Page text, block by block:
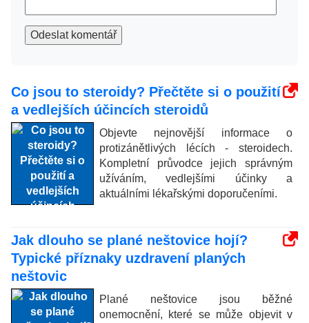
Odeslat komentář
Co jsou to steroidy? Přečtěte si o použití
a vedlejších účincích steroidů
Objevte nejnovější informace o
protizánětlivých lécích - steroidech.
Kompletní průvodce jejich správným
užíváním, vedlejšími účinky a
aktuálními lékařskými doporučeními.
Jak dlouho se plané neštovice hojí?
Typické příznaky uzdravení planých
neštovic
Plané neštovice jsou běžné
onemocnění, které se může objevit v